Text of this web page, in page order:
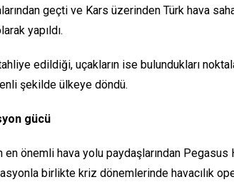
geçti ve Kars üzerinden Türk hava
yapıldı.
edildiği, uçakların ise bulundukları
şekilde ülkeye döndü.
gücü
en önemli hava yolu paydaşlarından
birlikte kriz dönemlerinde havacılık